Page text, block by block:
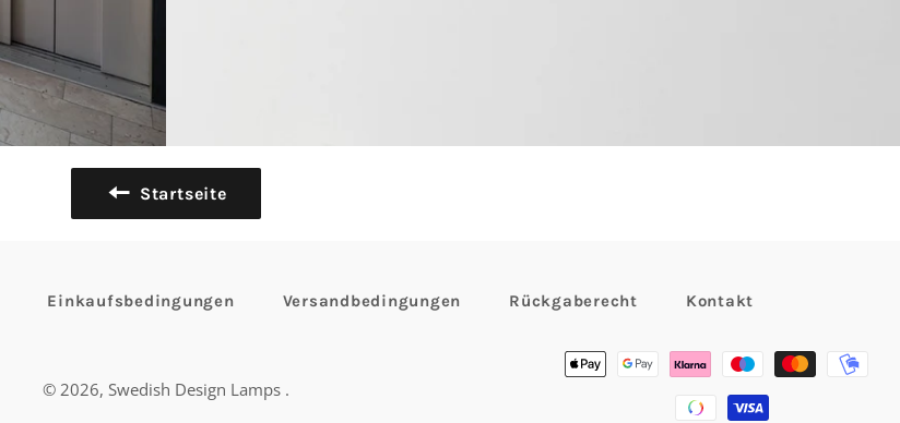
Startseite
Einkaufsbedingungen Versandbedingungen Rückgaberecht Kontakt
© 2026, Swedish Design Lamps .
Zahlungsmethoden